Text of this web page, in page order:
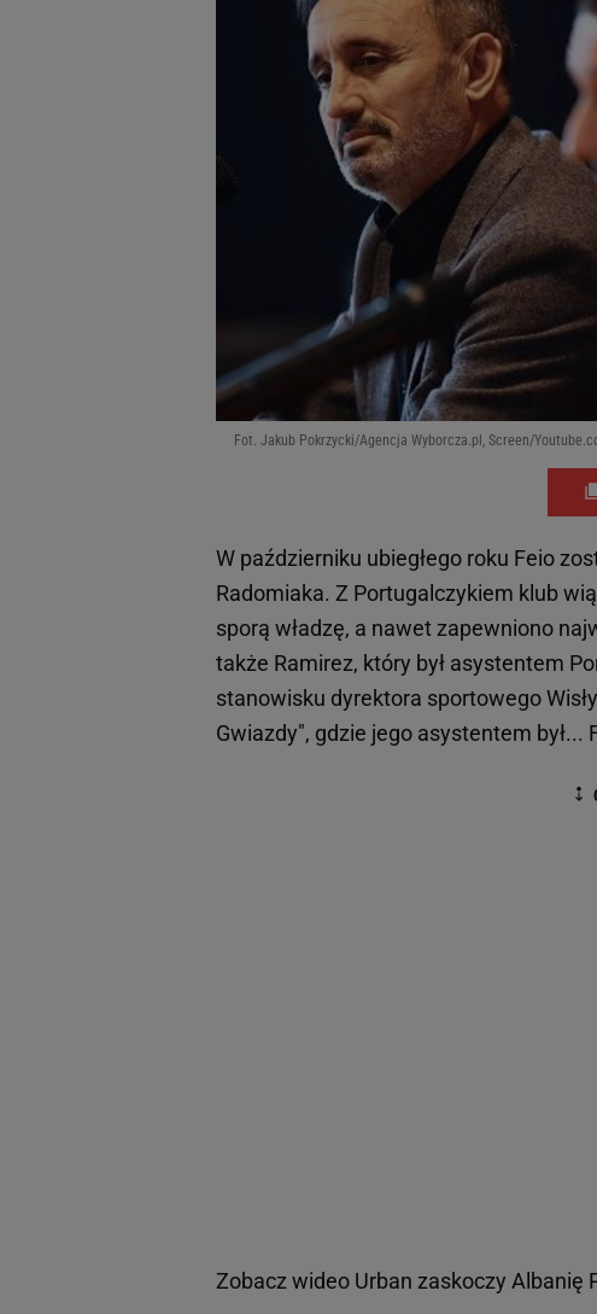
Fot. Jakub Pokrzycki/Agencja Wyborcza.pl, Screen/
W październiku ubiegłego roku Feio
Radomiaka. Z Portugalczykiem klub
sporą władzę, a nawet zapewniono
także Ramirez, który był asystentem
stanowisku dyrektora sportowego
Gwiazdy", gdzie jego asystentem był...
Zobacz wideo Urban zaskoczy Albanię